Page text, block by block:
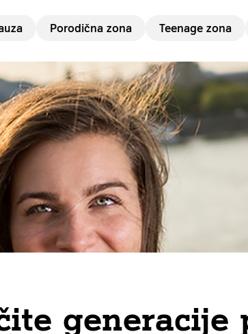
Porodična zona Teenage zona
generacije